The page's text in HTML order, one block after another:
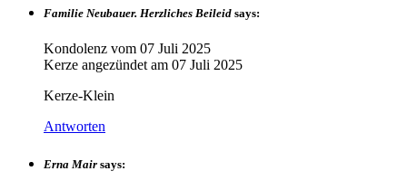
Familie Neubauer. Herzliches Beileid says:
Kondolenz vom 07 Juli 2025
Kerze angezündet am 07 Juli 2025
Kerze-Klein
Antworten
Erna Mair says: